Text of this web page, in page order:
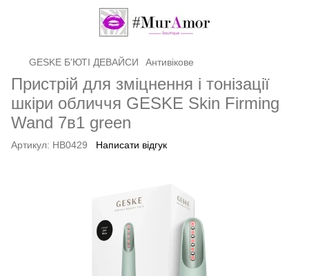
GЕSKE Б'ЮТІ ДЕВАЙСИ Антивікове
Пристрій для зміцнення і тонізації
шкіри обличчя GESKE Skin Firming
Wand 7в1 green
Артикул: HB0429 Написати відгук